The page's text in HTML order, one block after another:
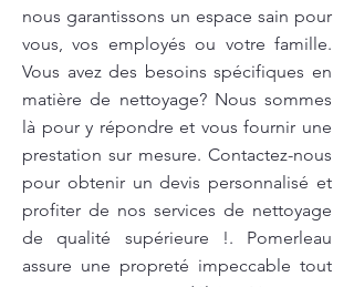
nous garantissons un espace sain pour
vous, vos employés ou votre famille.
Vous avez des besoins spécifiques en
matière de nettoyage? Nous sommes
là pour y répondre et vous fournir une
prestation sur mesure. Contactez-nous
pour obtenir un devis personnalisé et
profiter de nos services de nettoyage
de qualité supérieure !. Pomerleau
assure une propreté impeccable tout